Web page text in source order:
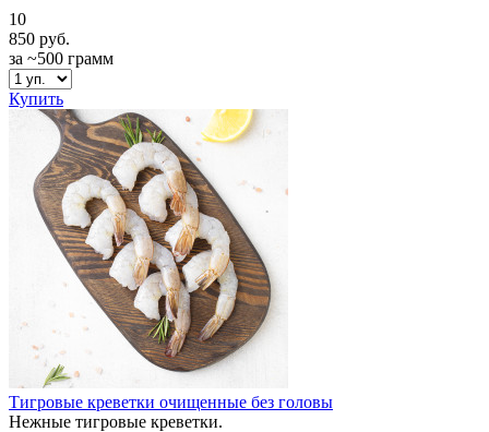
10
850 руб.
за ~500 грамм
Купить
Тигровые креветки очищенные без головы
Нежные тигровые креветки.